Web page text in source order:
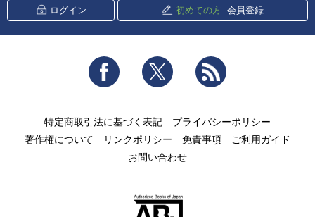
ログイン 初めての方 会員登録
Facebook Twitter
特定商取引法に基づく表記
プライバシーポリシー
著作権について
リンクポリシー 免責事項
ご利用ガイド
お問い合わせ